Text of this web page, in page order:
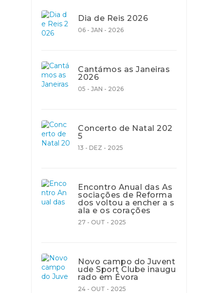
Dia de Reis 2026
06 - JAN - 2026
Cantámos as Janeiras
2026
05 - JAN - 2026
Concerto de Natal 202
5
13 - DEZ - 2025
Encontro Anual das As
sociações de Reforma
dos voltou a encher a s
ala e os corações
27 - OUT - 2025
Novo campo do Juvent
ude Sport Clube inaugu
rado em Évora
24 - OUT - 2025